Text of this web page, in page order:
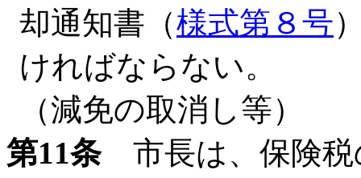
却通知書（様式第８号
ければならない。
（減免の取消し等）
第11条市長は、保険税